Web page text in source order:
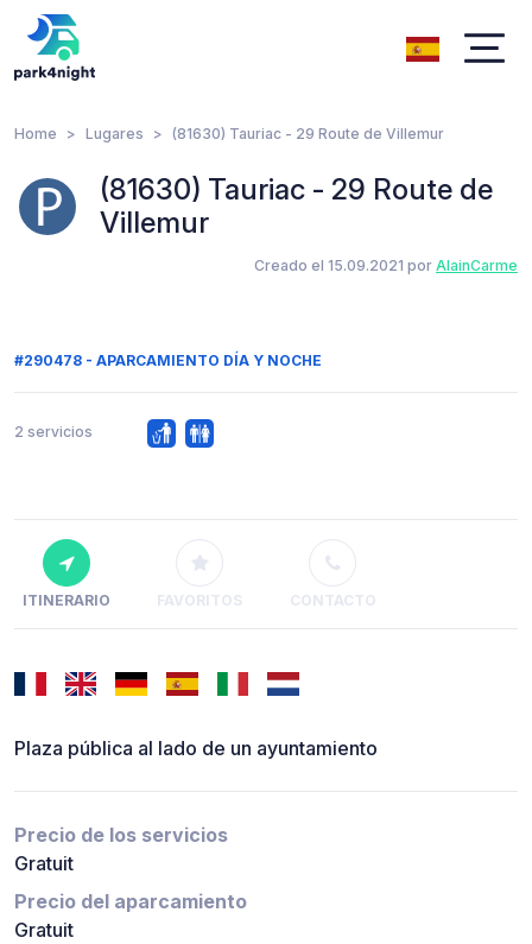
Home Lugares (81630) Tauriac - 29 Route de Villemur
(81630) Tauriac - 29 Route de
Villemur
Creado el 15.09.2021 por AlainCarme
#290478 - APARCAMIENTO DÍA Y NOCHE
2 servicios
ITINERARIO FAVORITOS CONTACTO
Plaza pública al lado de un ayuntamiento
Precio de los servicios
Gratuit
Precio del aparcamiento
Gratuit